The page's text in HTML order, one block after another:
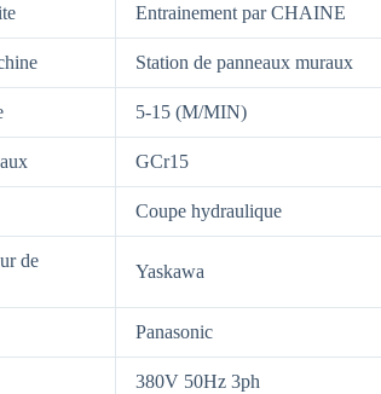
Entrainement par CHAINE
Station de panneaux muraux
5-15 (M/MIN)
GCr15
Coupe hydraulique
de
Yaskawa
Panasonic
380V 50Hz 3ph